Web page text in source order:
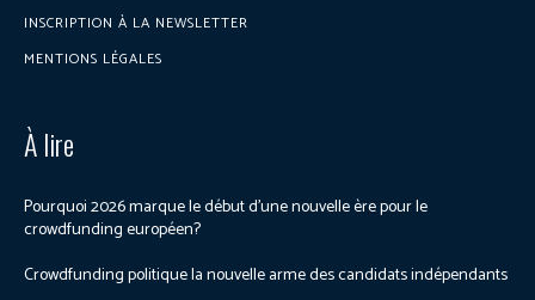
INSCRIPTION À LA NEWSLETTER
MENTIONS LÉGALES
À lire
Pourquoi 2026 marque le début d’une nouvelle ère pour le
crowdfunding européen?
Crowdfunding politique la nouvelle arme des candidats indépendants